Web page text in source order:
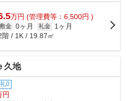
ケイ...
万円 (管理費等：6,500円 )
敷金 0ヶ月 礼金
1ヶ月
階 / 1K / 19.87㎡
久地
礼0
円